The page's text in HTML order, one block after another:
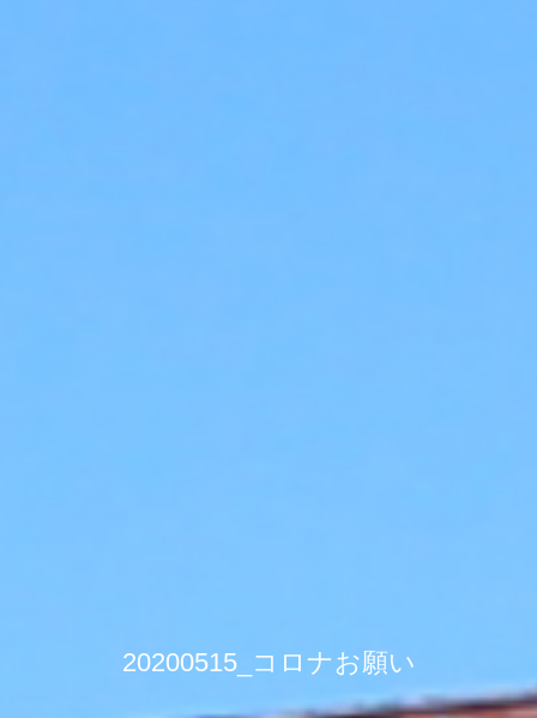
20200515_コロナお願い